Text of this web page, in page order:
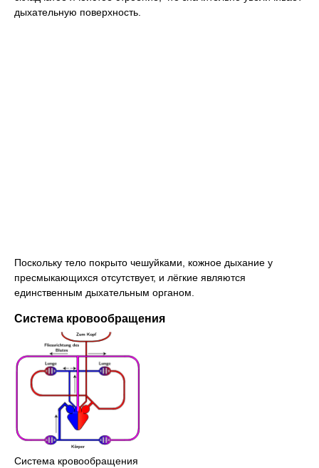
дыхательную поверхность.
Поскольку тело покрыто чешуйками, кожное дыхание у
пресмыкающихся отсутствует, и лёгкие являются
единственным дыхательным органом.
Система кровообращения
Система кровообращения